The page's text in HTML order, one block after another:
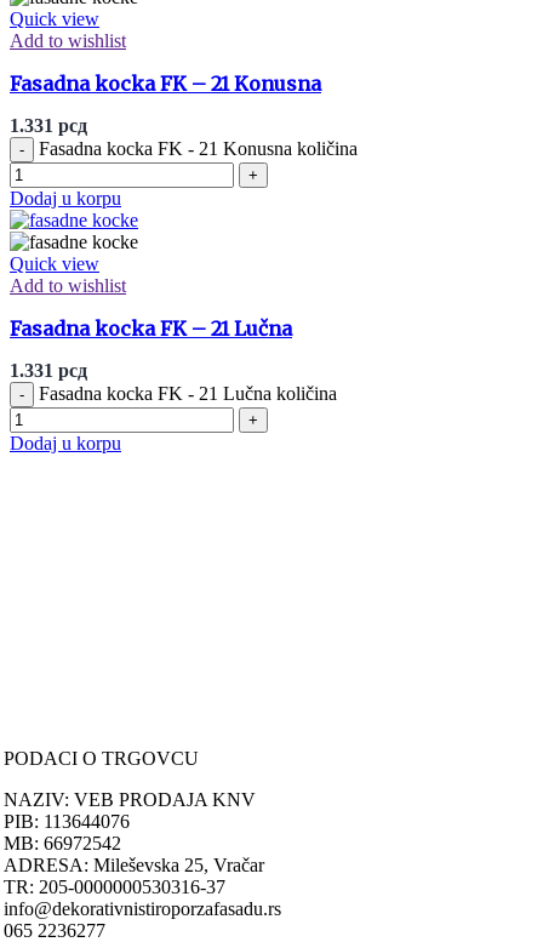
Quick view
Add to wishlist
Fasadna kocka FK – 21 Konusna
1.331 рсд
Fasadna kocka FK - 21 Konusna količina
Dodaj u korpu
Quick view
Add to wishlist
Fasadna kocka FK – 21 Lučna
1.331 рсд
Fasadna kocka FK - 21 Lučna količina
Dodaj u korpu
PODACI O TRGOVCU
NAZIV: VEB PRODAJA KNV
PIB: 113644076
MB: 66972542
ADRESA: Mileševska 25, Vračar
TR: 205-0000000530316-37
info@dekorativnistiroporzafasadu.rs
065 2236277